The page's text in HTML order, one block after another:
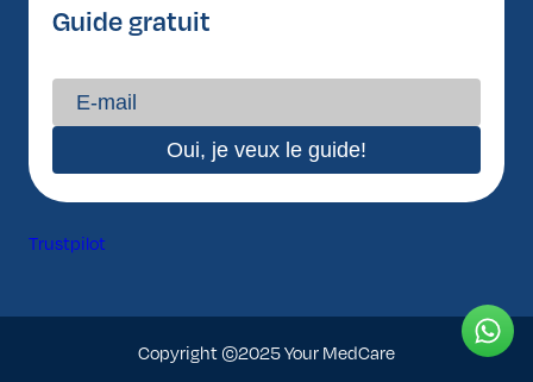
Guide gratuit
Trustpilot
Copyright ©2025 Your MedCare